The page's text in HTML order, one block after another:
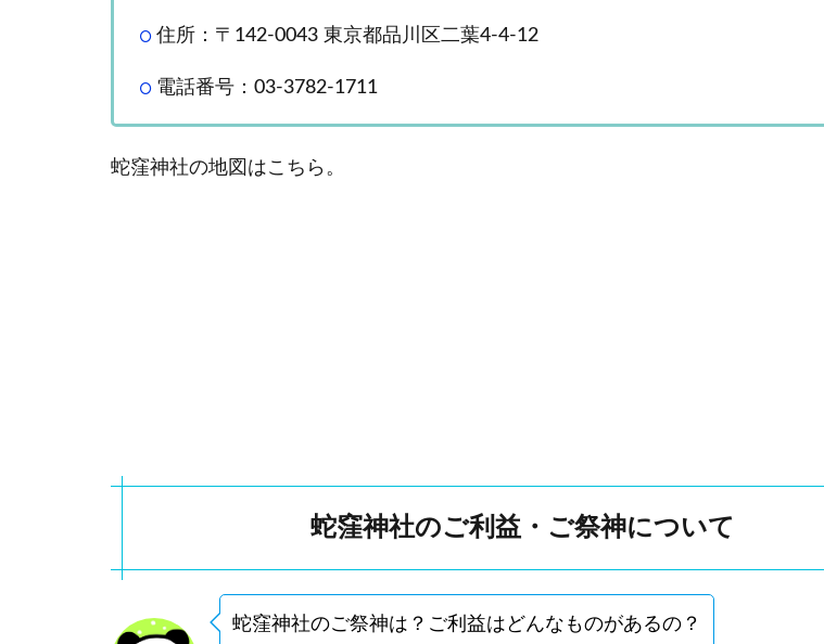
の
朱
種
別御
があ
住所：〒142-0043 東京都品川区二葉4‑4‑12
電話番号：03‑3782‑1711
蛇窪神社の地図はこちら。
蛇窪神社のご利益・ご祭神について
蛇窪神社のご祭神は？ご利益はどんなものがあるの？